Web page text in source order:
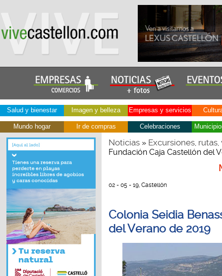
Salud y bienestar Imagen y belleza Empresas y servicios
Mundo hogar Ir de compras Celebraciones
Noticias» Excursiones,
Fundación Caja Castellón del
02 - 05 - 19, Castellón
Colonia Seidia
del Verano de 2019